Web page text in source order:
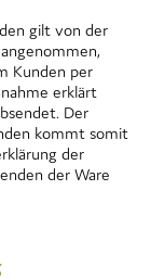
gilt von der
Kunden per
erklärt
Der
kommt somit
der
der Ware